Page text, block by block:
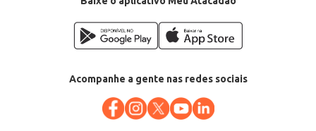
Acompanhe a gente nas redes sociais